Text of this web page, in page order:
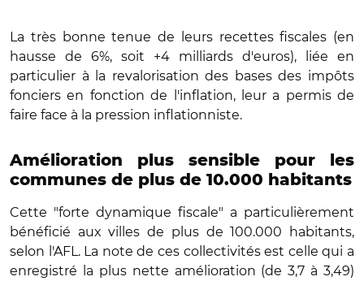
La très bonne tenue de leurs recettes fiscales (en
hausse de 6%, soit +4 milliards d'euros), liée en
particulier à la revalorisation des bases des impôts
fonciers en fonction de l'inflation, leur a permis de
faire face à la pression inflationniste.
Amélioration plus sensible pour les
communes de plus de 10.000 habitants
Cette "forte dynamique fiscale" a particulièrement
bénéficié aux villes de plus de 100.000 habitants,
selon l'AFL. La note de ces collectivités est celle qui a
enregistré la plus nette amélioration (de 3,7 à 3,49)